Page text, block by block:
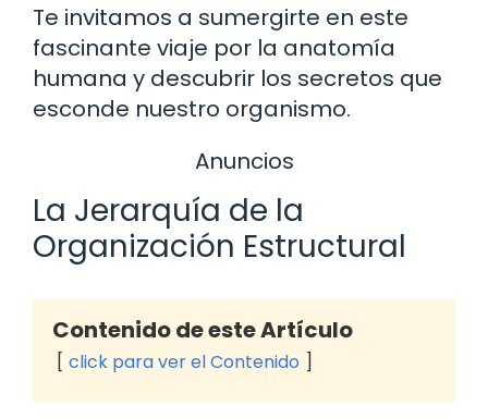
Te invitamos a sumergirte en este
fascinante viaje por la anatomía
humana y descubrir los secretos que
esconde nuestro organismo.
Anuncios
La Jerarquía de la
Organización Estructural
Contenido de este Artículo
click para ver el Contenido